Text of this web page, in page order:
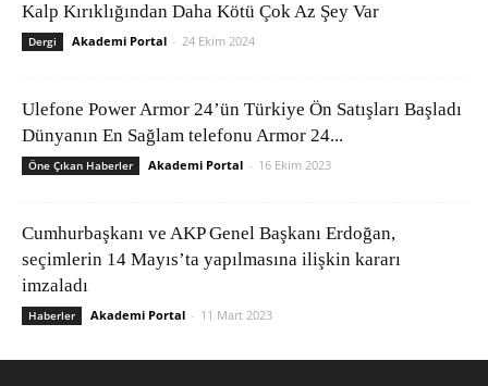
Kalp Kırıklığından Daha Kötü Çok Az Şey Var
Dergi Akademi Portal - 24 Ekim 2024
Ulefone Power Armor 24’ün Türkiye Ön Satışları Başladı
Dünyanın En Sağlam telefonu Armor 24...
Öne Çıkan Haberler Akademi Portal - 16 Ekim 2023
Cumhurbaşkanı ve AKP Genel Başkanı Erdoğan,
seçimlerin 14 Mayıs’ta yapılmasına ilişkin kararı
imzaladı
Haberler Akademi Portal - 11 Mart 2023